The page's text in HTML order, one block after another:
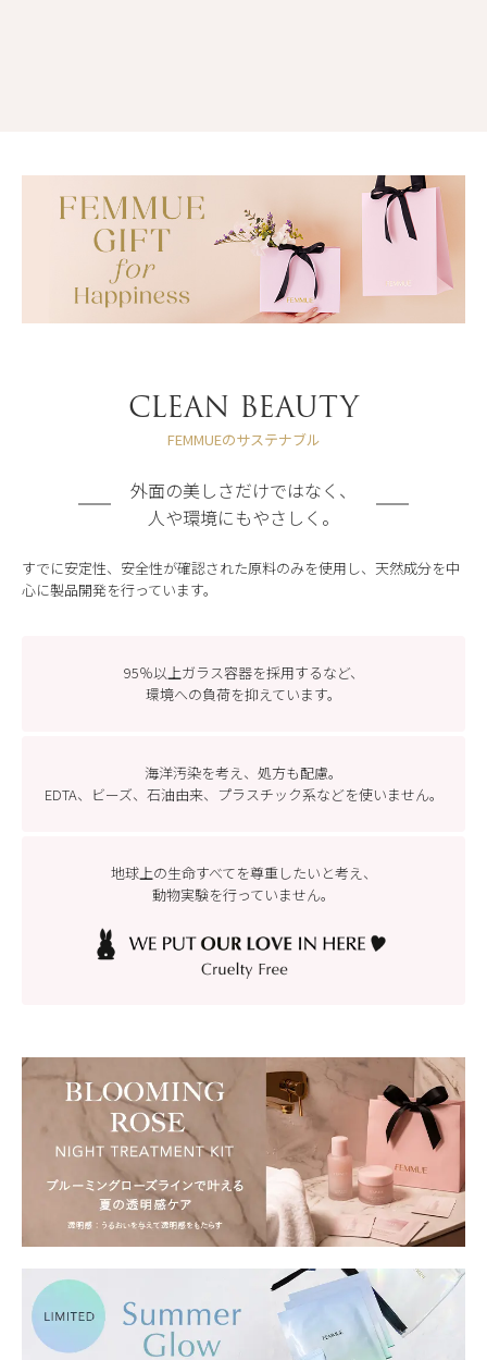
CLEAN BEAUTY
FEMMUEのサステナブル
外面の美しさだけではなく、
人や環境にもやさしく。
すでに安定性、安全性が確認された原料のみを使用し、天然成分を中
心に製品開発を行っています。
95％以上ガラス容器を採用するなど、
環境への負荷を抑えています。
海洋汚染を考え、処方も配慮。
EDTA、ビーズ、石油由来、プラスチック系などを使いません。
地球上の生命すべてを尊重したいと考え、
動物実験を行っていません。